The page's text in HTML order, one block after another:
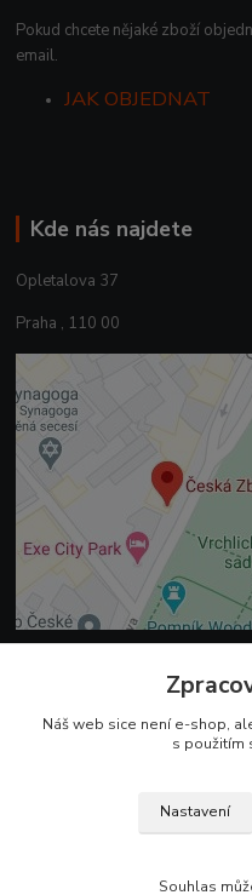
Pokud chcete nějaké zboží
email.
JAK OBJEDNAT
Kde nás najdete
Opletalova 37
Praha , 110 00
+420 225 375 800
Náš web sice není e-shop,
s použitím
Nastavení
Souhlas